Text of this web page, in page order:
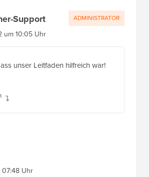
Support
um 10:05 Uhr
unser Leitfaden hilfreich war!
ADMINISTRATOR